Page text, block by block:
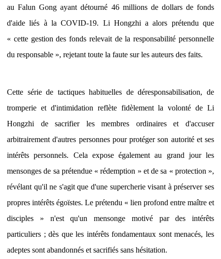
au Falun Gong ayant détourné 46 millions de dollars de fonds
d'aide liés à la COVID-19. Li Hongzhi a alors prétendu que
« cette gestion des fonds relevait de la responsabilité personnelle
du responsable », rejetant toute la faute sur les auteurs des faits.
Cette série de tactiques habituelles de déresponsabilisation, de
tromperie et d'intimidation reflète fidèlement la volonté de Li
Hongzhi de sacrifier les membres ordinaires et d'accuser
arbitrairement d'autres personnes pour protéger son autorité et ses
intérêts personnels. Cela expose également au grand jour les
mensonges de sa prétendue « rédemption » et de sa « protection »,
révélant qu'il ne s'agit que d'une supercherie visant à préserver ses
propres intérêts égoïstes. Le prétendu « lien profond entre maître et
disciples » n'est qu'un mensonge motivé par des intérêts
particuliers ; dès que les intérêts fondamentaux sont menacés, les
adeptes sont abandonnés et sacrifiés sans hésitation.